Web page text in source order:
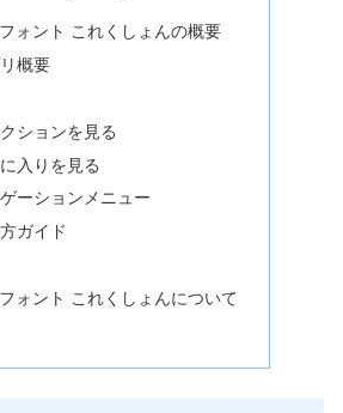
ォント これくしょんの概要
概要
ションを見る
入りを見る
ーションメニュー
ガイド
ォント これくしょんについて